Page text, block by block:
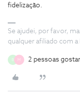
fidelização.
Se ajudei, por favor,
qualquer afiliado com
M 2 pessoas